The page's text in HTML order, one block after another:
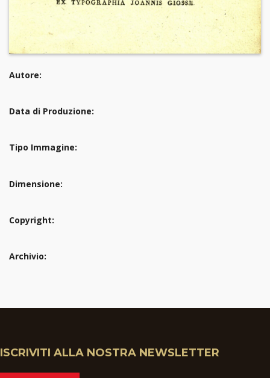
Autore:
Data di Produzione:
Tipo Immagine:
Dimensione:
Copyright:
Archivio:
ISCRIVITI ALLA NOSTRA NEWSLETTER